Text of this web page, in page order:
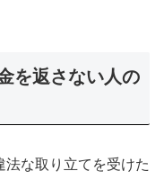
を返さない人の
な取り立てを受けた